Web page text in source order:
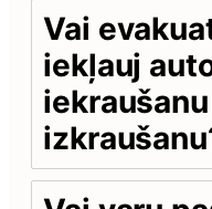
Vai
iekļauj